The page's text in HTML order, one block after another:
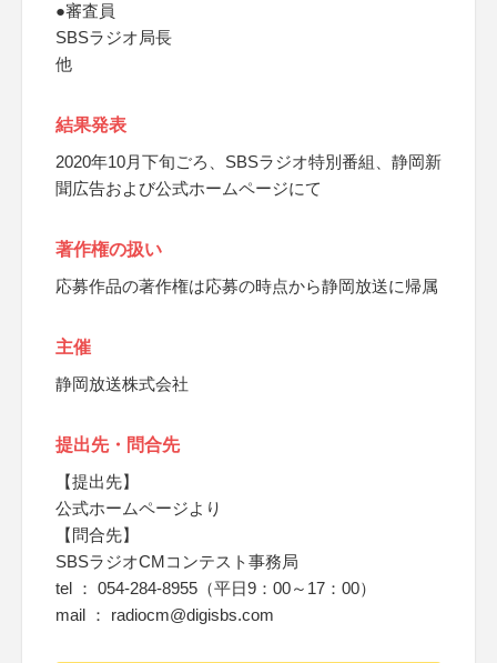
●審査員
SBSラジオ局長
他
結果発表
2020年10月下旬ごろ、SBSラジオ特別番組、静岡新
聞広告および公式ホームページにて
著作権の扱い
応募作品の著作権は応募の時点から静岡放送に帰属
主催
静岡放送株式会社
提出先・問合先
【提出先】
公式ホームページより
【問合先】
SBSラジオCMコンテスト事務局
tel ： 054-284-8955（平日9：00～17：00）
mail ： radiocm@digisbs.com